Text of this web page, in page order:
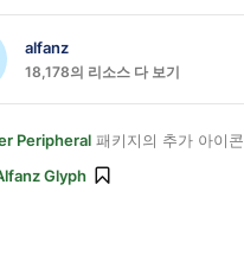
alfanz
18,178의 리소스 다 보기
Peripheral 패키지의 추가 아이콘
Glyph